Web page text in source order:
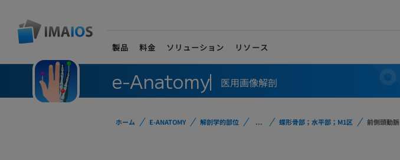
製品 料金 ソリューション リソース
e-Anatomy 医用画像解剖
ホーム E-ANATOMY 解剖学的部位 ... 蝶形骨部；水平部；M1区 前側頭動脈